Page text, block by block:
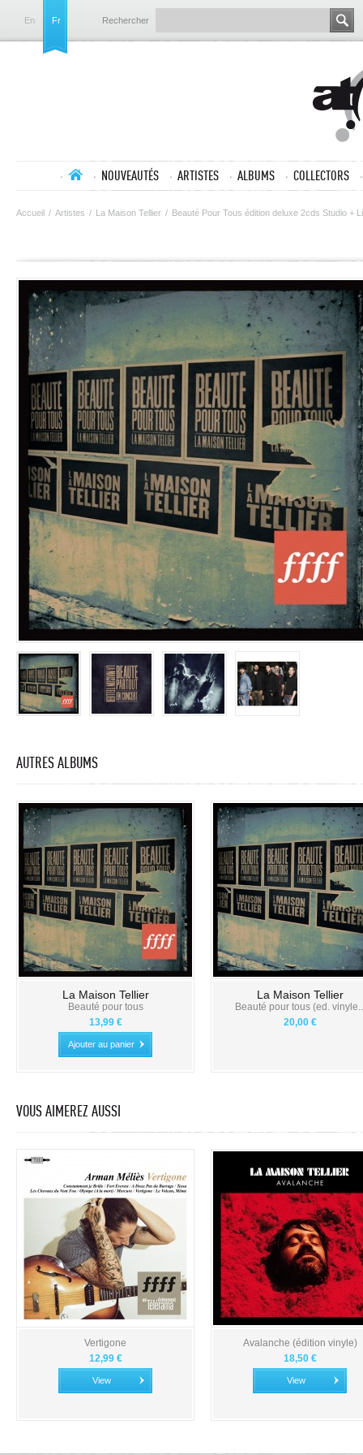
En Fr Rechercher
NOUVEAUTÉS ARTISTES ALBUMS COLLECTORS
Accueil / Artistes / La Maison Tellier / Beauté Pour Tous édition deluxe 2cds Studio +
AUTRES ALBUMS
La Maison Tellier
Beauté pour tous
13,99 €
Ajouter au panier
La Maison Tellier
Beauté pour tous (ed.
20,00 €
VOUS AIMEREZ AUSSI
Vertigone
12,99 €
View
Avalanche (édition vinyle)
18,50 €
View